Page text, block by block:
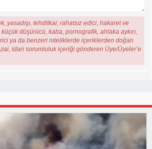
yasadışı, tehditkar, rahatsız edici, hakaret ve
küçük düşürücü, kaba, pornografik, ahlaka aykırı,
ya da benzeri niteliklerde içeriklerden doğan
idari sorumluluk içeriği gönderen Üye/Üyeler’e